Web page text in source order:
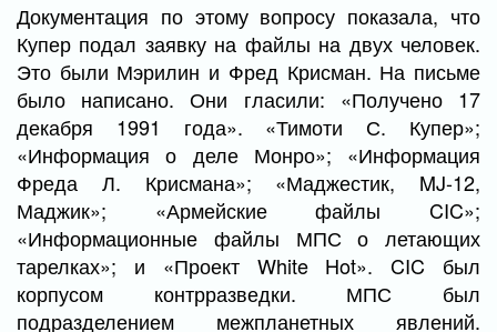
Документация по этому вопросу показала, что
Купер подал заявку на файлы на двух человек.
Это были Мэрилин и Фред Крисман. На письме
было написано. Они гласили: «Получено 17
декабря 1991 года». «Тимоти С. Купер»;
«Информация о деле Монро»; «Информация
Фреда Л. Крисмана»; «Маджестик, MJ-12,
Маджик»; «Армейские файлы CIC»;
«Информационные файлы МПС о летающих
тарелках»; и «Проект White Hot». CIC был
корпусом контрразведки. МПС был
подразделением межпланетных явлений.